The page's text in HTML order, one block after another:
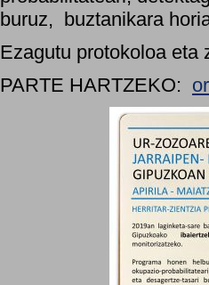
buruz, buztanikara
Ezagutu protokoloa eta
PARTE HARTZEKO: